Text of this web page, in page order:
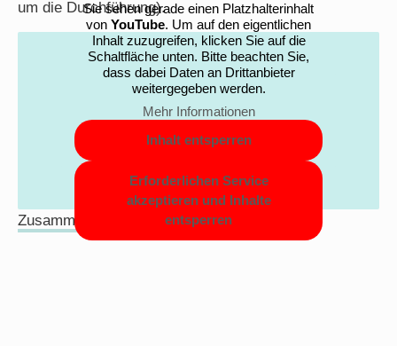
um die Durchführung).
Sie sehen gerade einen Platzhalterinhalt
von YouTube. Um auf den eigentlichen
Inhalt zuzugreifen, klicken Sie auf die
Schaltfläche unten. Bitte beachten Sie,
dass dabei Daten an Drittanbieter
weitergegeben werden.
Mehr Informationen
Inhalt entsperren
Erforderlichen Service
akzeptieren und Inhalte
entsperren
Zusammenfassung Oper für Jung und Alt